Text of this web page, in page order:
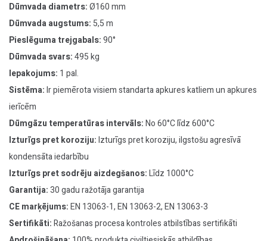
Dūmvada diametrs:Ø160 mm
Dūmvada augstums: 5,5 m
Pieslēguma trejgabals:90°
Dūmvada svars:495 kg
Iepakojums: 1 pal.
Sistēma:Ir piemērota visiem standarta apkures katliem un apkures
ierīcēm
Dūmgāzu temperatūras intervāls:No 60°C līdz 600°C
Izturīgs pret koroziju:Izturīgs pret koroziju, ilgstošu agresīvā
kondensāta iedarbību
Izturīgs pret sodrēju aizdegšanos:Līdz 1000°C
Garantija:30 gadu ražotāja garantija
CE marķējums:EN 13063-1, EN 13063-2, EN 13063-3
Sertifikāti:Ražošanas procesa kontroles atbilstības sertifikāti